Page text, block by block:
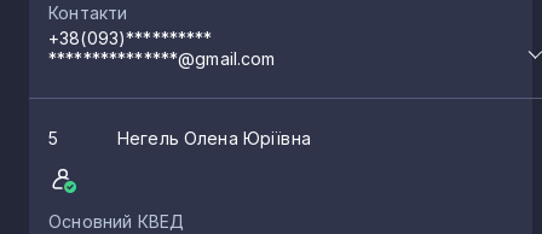
Контакти
+38(093)**********
***************@gmail.com
5 Негель Олена Юріївна
Основний КВЕД